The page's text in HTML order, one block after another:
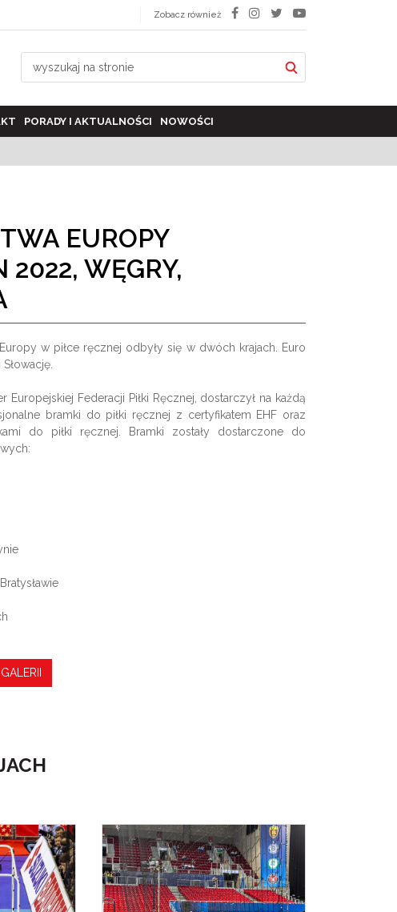
Zobacz również
PORADY I AKTUALNOŚCI NOWOŚCI
EUROPY
2022, WĘGRY,
w piłce ręcznej odbyły się w dwóch krajach. Euro
Europejskiej Federacji Piłki Ręcznej, dostarczył na każdą
bramki do piłki ręcznej z certyfikatem EHF oraz
do piłki ręcznej. Bramki zostały dostarczone do